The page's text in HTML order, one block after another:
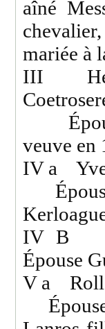
aîné
mariée à
III
veuve en
IV a
IV B
Épouse
V a